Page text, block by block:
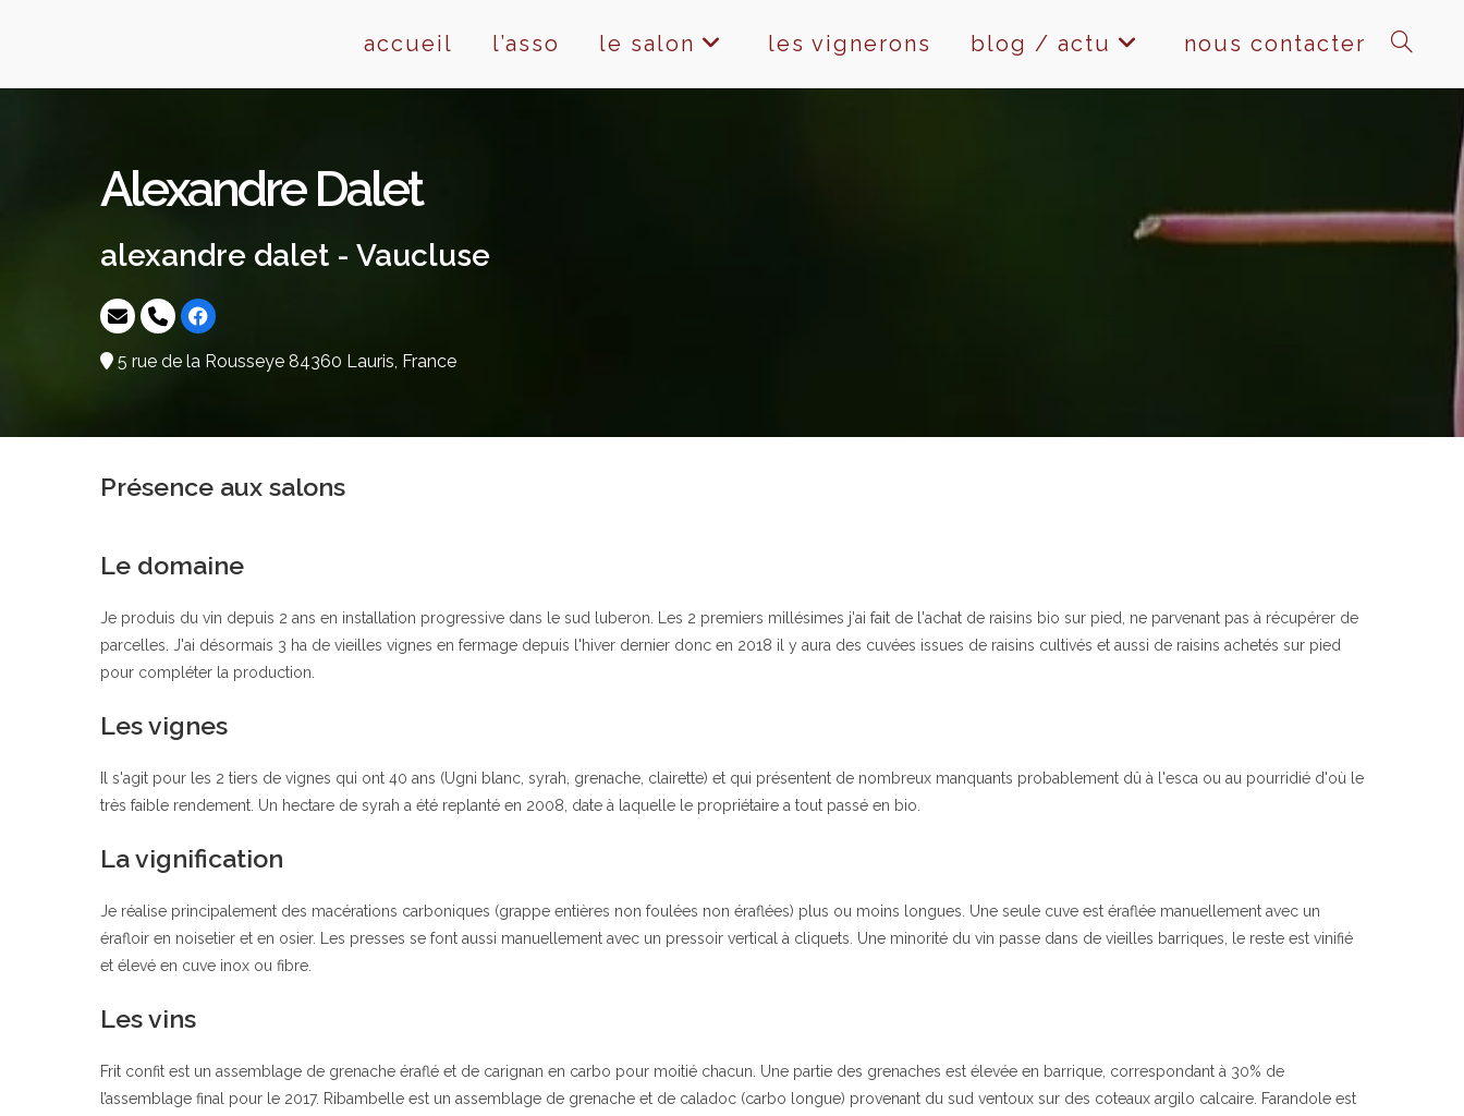
accueil l’asso le salon les vignerons blog / actu nous contacter toggle
search
Alexandre Dalet
alexandre dalet - Vaucluse
5 rue de la Rousseye 84360 Lauris, France
Présence aux salons
Le domaine
Je produis du vin depuis 2 ans en installation progressive dans le sud luberon. Les 2 premiers millésimes j'ai fait de l'achat de raisins bio sur pied, ne parvenant pas à récupérer de
parcelles. J'ai désormais 3 ha de vieilles vignes en fermage depuis l'hiver dernier donc en 2018 il y aura des cuvées issues de raisins cultivés et aussi de raisins achetés sur pied
pour compléter la production.
Les vignes
Il s'agit pour les 2 tiers de vignes qui ont 40 ans (Ugni blanc, syrah, grenache, clairette) et qui présentent de nombreux manquants probablement dû à l'esca ou au pourridié d'où le
très faible rendement. Un hectare de syrah a été replanté en 2008, date à laquelle le propriétaire a tout passé en bio.
La vignification
Je réalise principalement des macérations carboniques (grappe entières non foulées non éraflées) plus ou moins longues. Une seule cuve est éraflée manuellement avec un
érafloir en noisetier et en osier. Les presses se font aussi manuellement avec un pressoir vertical à cliquets. Une minorité du vin passe dans de vieilles barriques, le reste est vinifié
et élevé en cuve inox ou fibre.
Les vins
Frit confit est un assemblage de grenache éraflé et de carignan en carbo pour moitié chacun. Une partie des grenaches est élevée en barrique, correspondant à 30% de
l’assemblage final pour le 2017. Ribambelle est un assemblage de grenache et de caladoc (carbo longue) provenant du sud ventoux sur des coteaux argilo calcaire. Farandole est